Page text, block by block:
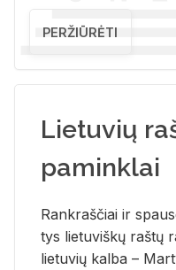
PERŽIŪRĖTI
Lietuvių
paminklai
Rank­raš­čiai ir
tys lie­tu­viš­kų raš­tų
lie­tu­vių kal­ba –